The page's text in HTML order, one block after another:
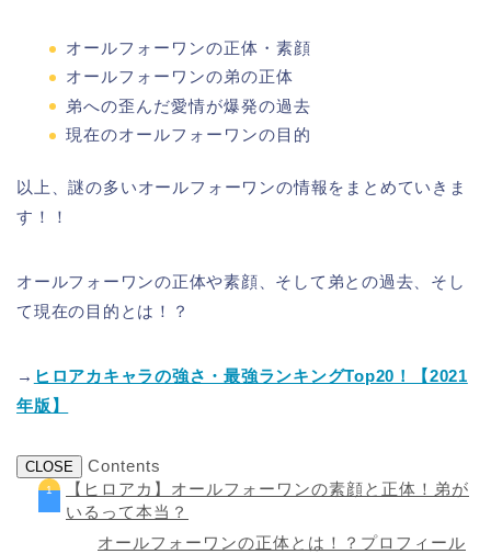
オールフォーワンの正体・素顔
オールフォーワンの弟の正体
弟への歪んだ愛情が爆発の過去
現在のオールフォーワンの目的
以上、謎の多いオールフォーワンの情報をまとめていきま
す！！
オールフォーワンの正体や素顔、そして弟との過去、そし
て現在の目的とは！？
→ ヒロアカキャラの強さ・最強ランキングTop20！【2021
年版】
CLOSE
Contents
【ヒロアカ】オールフォーワンの素顔と正体！弟が
いるって本当？
オールフォーワンの正体とは！？プロフィール